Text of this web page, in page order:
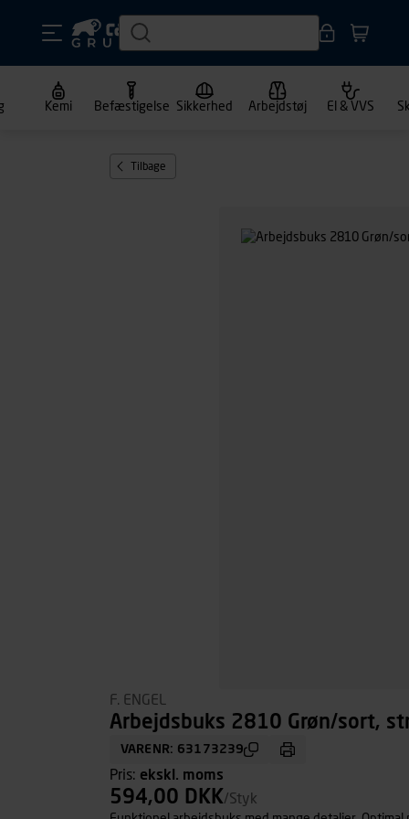
Kemi Befæstigelse Sikkerhed Arbejdstøj El & VVS
Tilbage
F. ENGEL
Arbejdsbuks 2810 Grøn/sort,
VARENR: 63173239
Pris: ekskl. moms
594,00 DKK/Styk